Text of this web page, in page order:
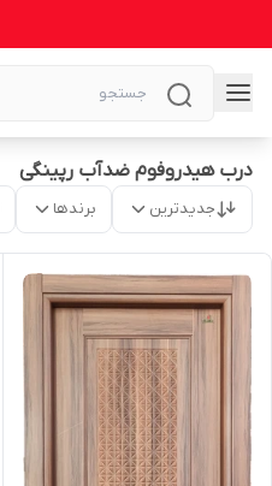
درب هیدروفوم ضدآب رپینگی
جدیدترین برندها